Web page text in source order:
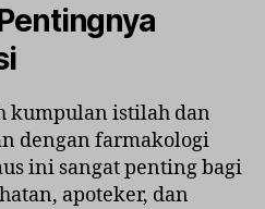
kumpulan istilah dan
dengan farmakologi
ini sangat penting bagi
apoteker, dan